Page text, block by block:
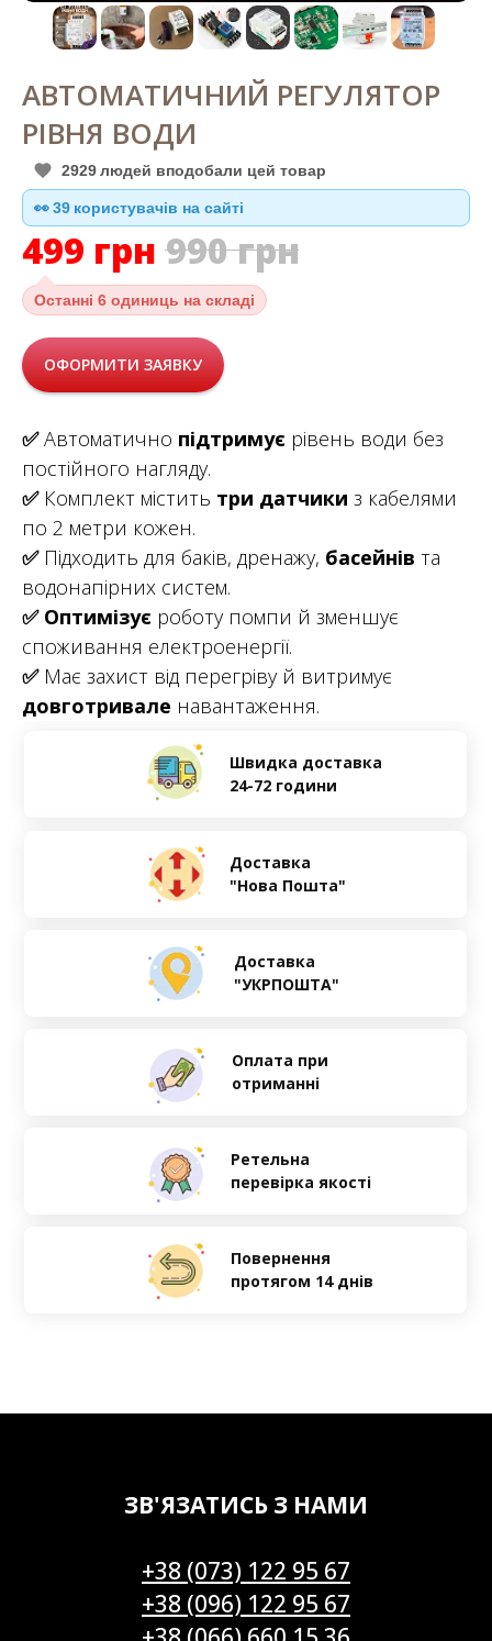
АВТОМАТИЧНИЙ РЕГУЛЯТОР
РІВНЯ ВОДИ
2929 людей вподобали цей товар
👀39 користувачів на сайті
499 грн 990грн
Останні 6 одиниць на складі
ОФОРМИТИ ЗАЯВКУ
✅Автоматично підтримує рівень води без
постійного нагляду.
✅Комплект містить три датчики з кабелями
по 2 метри кожен.
✅Підходить для баків, дренажу, басейнів та
водонапірних систем.
✅ Оптимізує роботу помпи й зменшує
споживання електроенергії.
✅Має захист від перегріву й витримує
довготривале навантаження.
Оплата при
отриманні
Ретельна
перевірка якості
Швидка доставка
24-72 години
Доставка
"Нова Пошта"
Доставка
"УКРПОШТА"
Повернення
протягом 14 днів
ЗВ'ЯЗАТИСЬ З НАМИ
+38 (073) 122 95 67
+38 (096) 122 95 67